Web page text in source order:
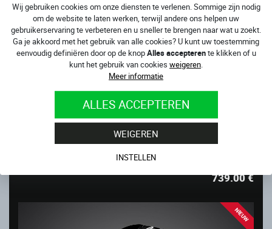
Wij gebruiken cookies om onze diensten te verlenen. Sommige zijn nodig
om de website te laten werken, terwijl andere ons helpen uw
gebruikerservaring te verbeteren en u sneller te brengen naar wat u zoekt.
Ga je akkoord met het gebruik van alle cookies? U kunt uw toestemming
eenvoudig definiëren door op de knopAlles accepterente klikken of u
kunt het gebruik van cookies weigeren
Meer informatie
ALLES ACCEPTEREN
WEIGEREN
INSTELLEN
739.00€
NIEUW